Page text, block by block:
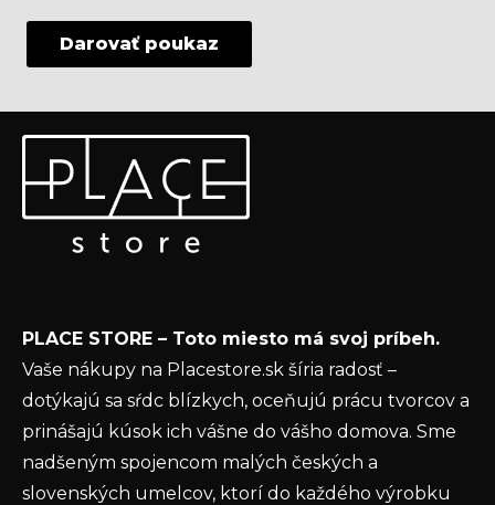
Darovať poukaz
Odoberať newsletter
Vložte svoj e-mail a my Vám budeme zasielať informácie
o nových produktoch na našom e-shope.
ochrany osobných údajov
PRIHLÁSIŤ SA
PLACE STORE – Toto miesto má svoj príbeh.
Vaše nákupy na Placestore.sk šíria radosť –
dotýkajú sa sŕdc blízkych, oceňujú prácu tvorcov a
prinášajú kúsok ich vášne do vášho domova. Sme
nadšeným spojencom malých českých a
slovenských umelcov, ktorí do každého výrobku